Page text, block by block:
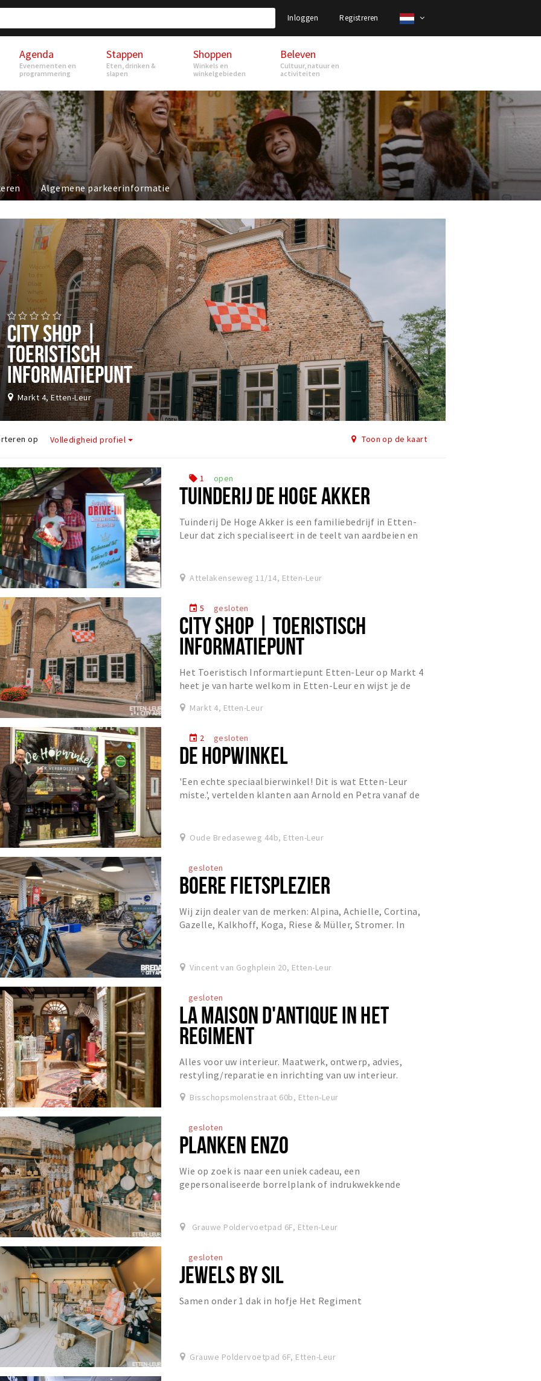
Inloggen Registreren
Agenda
Evenementen en
programmering
Stappen
Eten, drinken &
slapen
Shoppen
Winkels en
winkelgebieden
Beleven
Cultuur, natuur en
activiteiten
Algemene parkeerinformatie
CITY SHOP |
TOERISTISCH
INFORMATIEPUNT
Markt 4, Etten-Leur
op Volledigheid profiel Toon op de kaart
local_offer 1 open
TUINDERIJ DE HOGE AKKER
Tuinderij De Hoge Akker is een familiebedrijf in Etten-
Leur dat zich specialiseert in de teelt van aardbeien en
Attelakenseweg 11/14, Etten-Leur
event 5 gesloten
CITY SHOP | TOERISTISCH
INFORMATIEPUNT
Het Toeristisch Informartiepunt Etten-Leur op Markt 4
heet je van harte welkom in Etten-Leur en wijst je de
Markt 4, Etten-Leur
event 2 gesloten
DE HOPWINKEL
'Een echte speciaalbierwinkel! Dit is wat Etten-Leur
miste.', vertelden klanten aan Arnold en Petra vanaf de
Oude Bredaseweg 44b, Etten-Leur
gesloten
BOERE FIETSPLEZIER
Wij zijn dealer van de merken: Alpina, Achielle, Cortina,
Gazelle, Kalkhoff, Koga, Riese & Müller, Stromer. In
Vincent van Goghplein 20, Etten-Leur
gesloten
LA MAISON D'ANTIQUE IN HET
REGIMENT
Alles voor uw interieur. Maatwerk, ontwerp, advies,
restyling/reparatie en inrichting van uw interieur.
Bisschopsmolenstraat 60b, Etten-Leur
gesloten
PLANKEN ENZO
Wie op zoek is naar een uniek cadeau, een
gepersonaliseerde borrelplank of indrukwekkende
Grauwe Poldervoetpad 6F, Etten-Leur
gesloten
JEWELS BY SIL
Samen onder 1 dak in hofje Het Regiment
Grauwe Poldervoetpad 6F, Etten-Leur